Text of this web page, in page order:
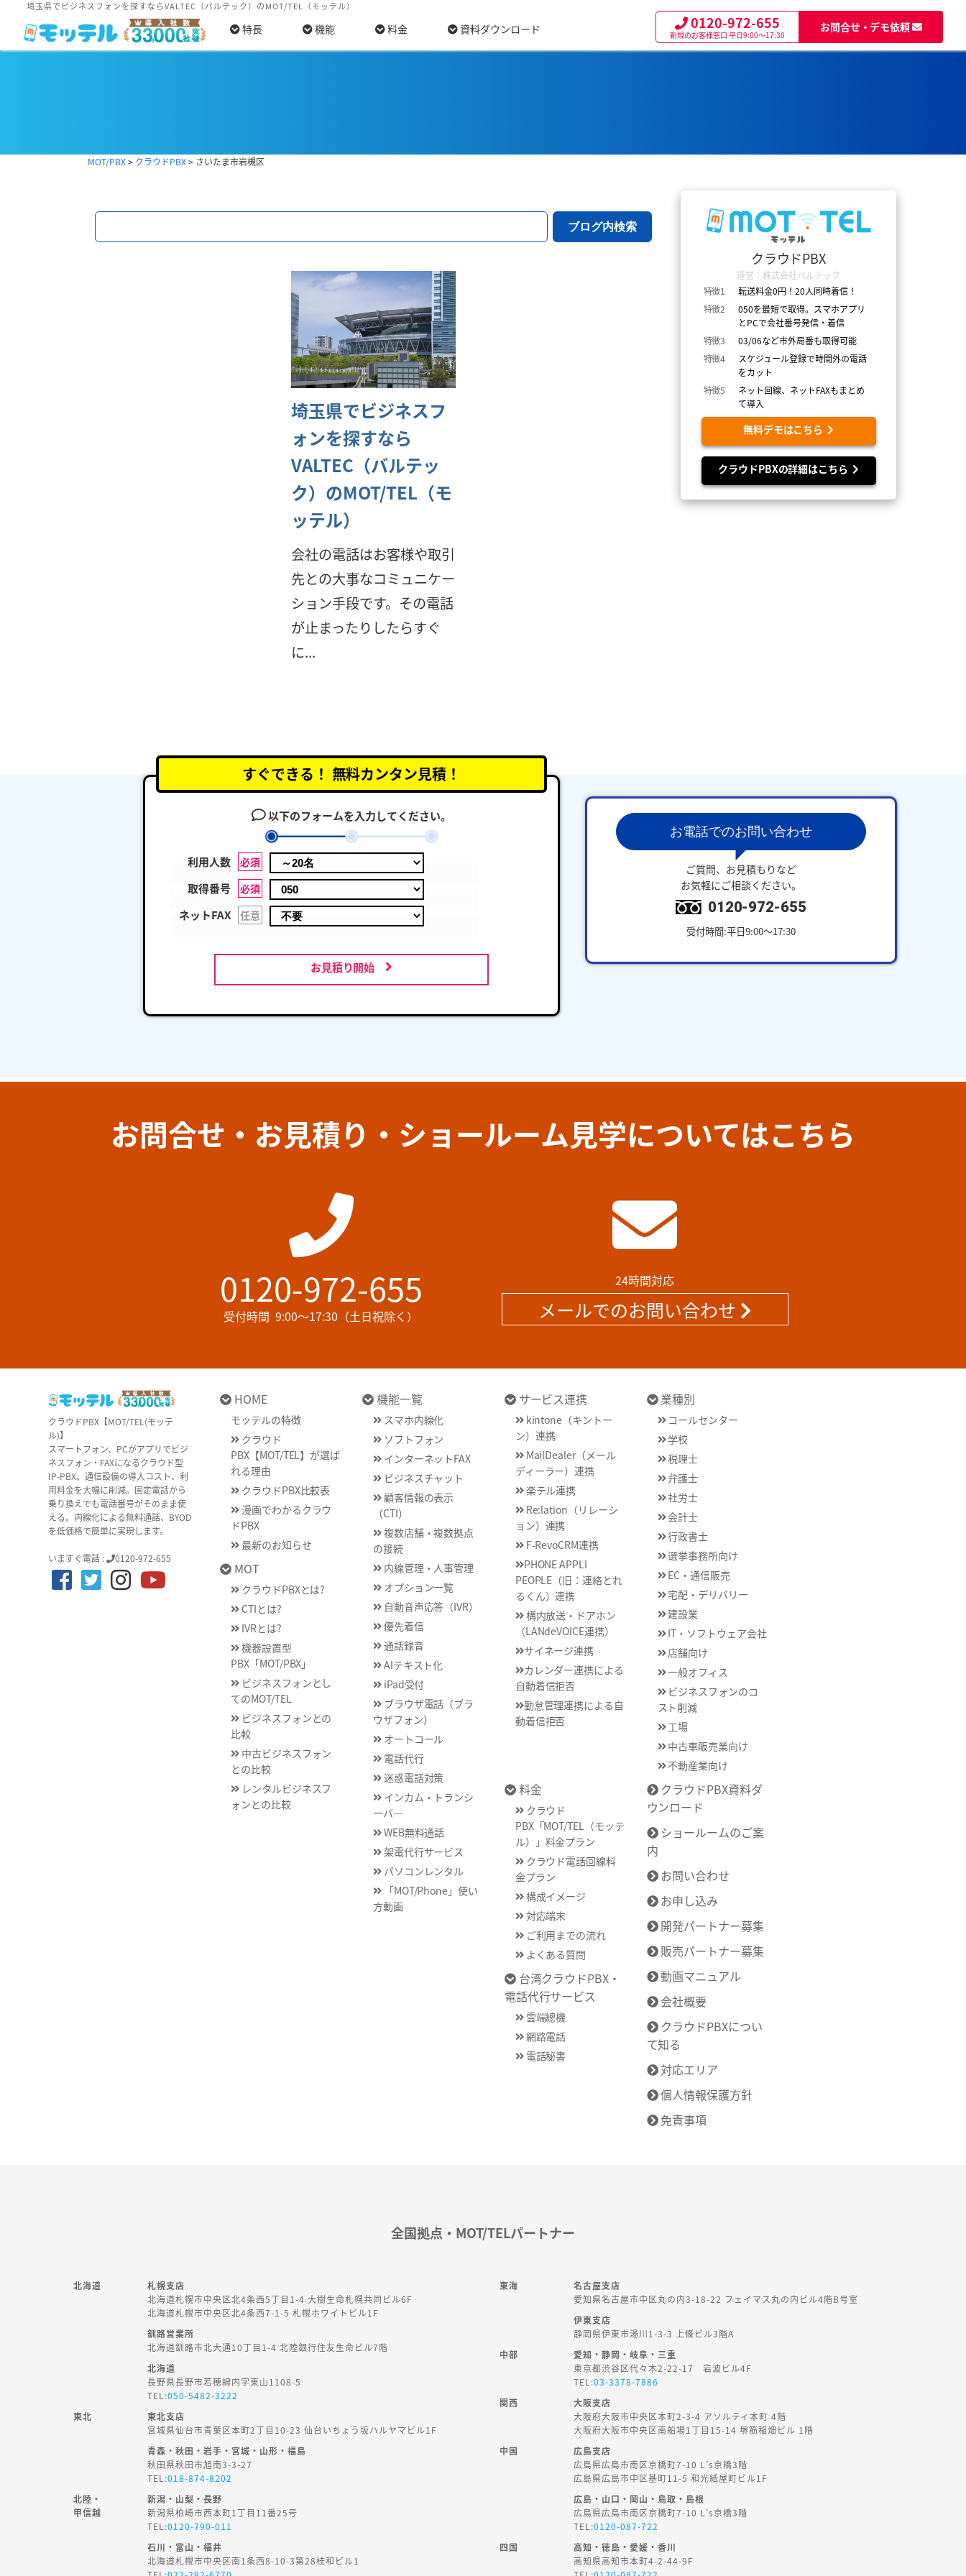
埼玉県でビジネスフォンを探すならVALTEC（バルテック）のMOT/TEL（モッテル）
特長 機能 料金 資料ダウンロード 0120-972-655
新規のお客様窓口 平日9:00～17:30
お問合せ・デモ依頼
MOT/PBX> クラウドPBX> さいたま市岩槻区
埼玉県でビジネスフ
ォンを探すなら
VALTEC（バルテッ
ク）のMOT/TEL（モ
ッテル）
会社の電話はお客様や取引
先との大事なコミュニケー
ション手段です。その電話
が止まったりしたらすぐ
に...
クラウドPBX
運営：株式会社バルテック
特徴1
転送料金0円！20人同時着信！
特徴2
050を最短で取得。スマホアプリ
とPCで会社番号発信・着信
特徴3
03/06など市外局番も取得可能
特徴4
スケジュール登録で時間外の電話
をカット
特徴5
ネット回線、ネットFAXもまとめ
て導入
無料デモはこちら
クラウドPBXの詳細はこちら
すぐできる！ 無料カンタン見積！
以下のフォームを入力してください。
利用人数 必須
取得番号 必須
ネットFAX 任意
お見積り開始
お電話でのお問い合わせ
ご質問、お見積もりなど
お気軽にご相談ください。
0120-972-655
受付時間:平日9:00～17:30
お問合せ・お見積り・ショールーム見学についてはこちら
0120-972-655
受付時間 9:00～17:30（土日祝除く）
24時間対応
メールでのお問い合わせ
クラウドPBX【MOT/TEL(モッテ
ル)】
スマートフォン、PCがアプリでビジ
ネスフォン・FAXになるクラウド型
IP-PBX。通信設備の導入コスト、利
用料金を大幅に削減。固定電話から
乗り換えでも電話番号がそのまま使
える。内線化による無料通話、BYOD
を低価格で簡単に実現します。
いますぐ電話 : 0120-972-655
HOME
モッテルの特徴
クラウド
PBX【MOT/TEL】が選ば
れる理由
クラウドPBX比較表
漫画でわかるクラウ
ドPBX
最新のお知らせ
MOT
クラウドPBXとは?
CTIとは?
IVRとは?
機器設置型
PBX「MOT/PBX」
ビジネスフォンとし
てのMOT/TEL
ビジネスフォンとの
比較
中古ビジネスフォン
との比較
レンタルビジネスフ
ォンとの比較
機能一覧
スマホ内線化
ソフトフォン
インターネットFAX
ビジネスチャット
顧客情報の表示
（CTI）
複数店舗・複数拠点
の接続
内線管理・人事管理
オプション一覧
自動音声応答（IVR）
優先着信
通話録音
AIテキスト化
iPad受付
ブラウザ電話（ブラ
ウザフォン）
オートコール
電話代行
迷惑電話対策
インカム・トランシ
ーバ―
WEB無料通話
架電代行サービス
パソコンレンタル
「MOT/Phone」使い
方動画
サービス連携
kintone（キントー
ン）連携
MailDealer（メール
ディーラー）連携
楽テル連携
Re:lation（リレーシ
ョン）連携
F-RevoCRM連携
PHONE APPLI
PEOPLE（旧：連絡とれ
るくん）連携
構内放送・ドアホン
（LANdeVOICE連携）
サイネージ連携
カレンダー連携による
自動着信拒否
勤怠管理連携による自
動着信拒否
業種別
コールセンター
学校
税理士
弁護士
社労士
会計士
行政書士
選挙事務所向け
EC・通信販売
宅配・デリバリー
建設業
IT・ソフトウェア会社
店舗向け
一般オフィス
ビジネスフォンのコ
スト削減
工場
中古車販売業向け
不動産業向け
料金
クラウド
PBX「MOT/TEL（モッテ
ル）」料金プラン
クラウド電話回線料
金プラン
構成イメージ
対応端末
ご利用までの流れ
よくある質問
台湾クラウドPBX・
電話代行サービス
雲端總機
網路電話
電話秘書
クラウドPBX資料ダ
ウンロード
ショールームのご案
内
お問い合わせ
お申し込み
開発パートナー募集
販売パートナー募集
動画マニュアル
会社概要
クラウドPBXについ
て知る
対応エリア
個人情報保護方針
免責事項
全国拠点・MOT/TELパートナー
北海道
札幌支店
北海道札幌市中央区北4条西5丁目1-4 大樹生命札幌共同ビル6F
北海道札幌市中央区北4条西7-1-5 札幌ホワイトビル1F
釧路営業所
北海道釧路市北大通10丁目1-4 北陸銀行住友生命ビル7階
北海道
長野県長野市若穂綿内字東山1108-5
TEL:050-5482-3222
東北
東北支店
宮城県仙台市青葉区本町2丁目10-23 仙台いちょう坂ハルヤマビル1F
青森・秋田・岩手・宮城・山形・福島
秋田県秋田市旭南3-3-27
TEL:018-874-8202
北陸・
甲信越
新潟・山梨・長野
新潟県柏崎市西本町1丁目11番25号
TEL:0120-790-011
石川・富山・福井
北海道札幌市中央区南1条西8-10-3第28桂和ビル1
東海
名古屋支店
愛知県名古屋市中区丸の内3-18-22 フェイマス丸の内ビル4階B号室
伊東支店
静岡県伊東市湯川1-3-3 上條ビル3階A
中部
愛知・静岡・岐阜・三重
東京都渋谷区代々木2-22-17 岩波ビル4F
TEL:03-3378-7886
関西
大阪支店
大阪府大阪市中央区本町2-3-4 アソルティ本町 4階
大阪府大阪市中央区南船場1丁目15-14 堺筋稲畑ビル 1階
中国
広島支店
広島県広島市南区京橋町7-10 L’s京橋3階
広島県広島市中区基町11-5 和光紙屋町ビル1F
広島・山口・岡山・鳥取・島根
広島県広島市南区京橋町7-10 L’s京橋3階
TEL:0120-087-722
四国
高知・徳島・愛媛・香川
高知県高知市本町4-2-44-9F